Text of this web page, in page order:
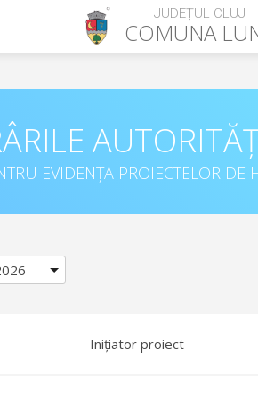
JUDEȚUL CLUJ
COMUNA
EVIDENȚA PROIECTELOR DE
Inițiator proiect